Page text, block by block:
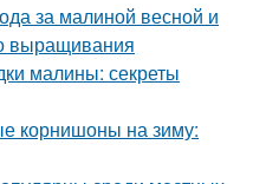
за малиной весной и
выращивания
малины: секреты
корнишоны на зиму: